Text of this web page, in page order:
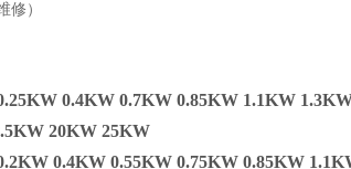
修）
0.4KW 0.7KW 0.85KW 1.1KW
20KW 25KW
0.4KW 0.55KW 0.75KW 0.85KW